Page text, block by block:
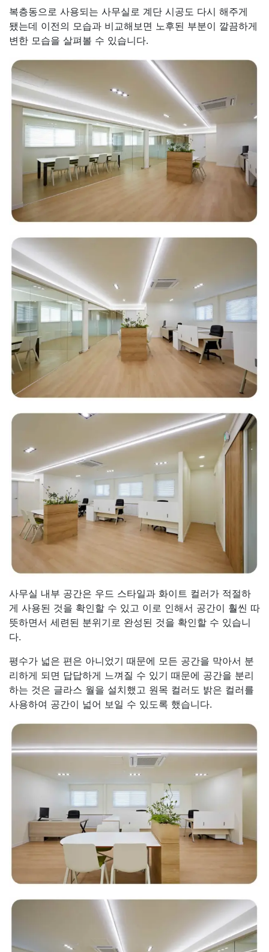
복층동으로 사용되는 사무실로 계단 시공도 다시 해주게
됐는데 이전의 모습과 비교해보면 노후된 부분이 깔끔하게
변한 모습을 살펴볼 수 있습니다.
사무실 내부 공간은 우드 스타일과 화이트 컬러가 적절하
게 사용된 것을 확인할 수 있고 이로 인해서 공간이 훨씬 따
뜻하면서 세련된 분위기로 완성된 것을 확인할 수 있습니
다.
평수가 넓은 편은 아니었기 때문에 모든 공간을 막아서 분
리하게 되면 답답하게 느껴질 수 있기 때문에 공간을 분리
하는 것은 글라스 월을 설치했고 원목 컬러도 밝은 컬러를
사용하여 공간이 넓어 보일 수 있도록 했습니다.